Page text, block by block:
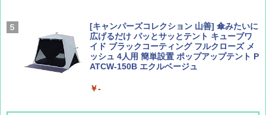
[キャンパーズコレクション 山善] 傘みたいに
広げるだけ パッとサッとテント キューブワ
イド ブラックコーティング フルクローズ メ
ッシュ 4人用 簡単設置 ポップアップテント P
ATCW-150B エクルベージュ
￥-